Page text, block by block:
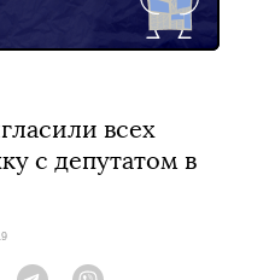
всех
с депутатом в